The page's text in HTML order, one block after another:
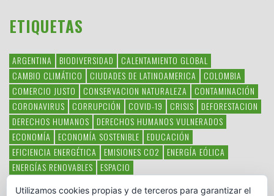
ETIQUETAS
ARGENTINA BIODIVERSIDAD
CALENTAMIENTO GLOBAL
CAMBIO CLIMÁTICO
CIUDADES DE LATINOAMERICA
COLOMBIA
COMERCIO JUSTO
CONSERVACION NATURALEZA
CONTAMINACIÓN
CORONAVIRUS
CORRUPCIÓN COVID-19 CRISIS
DEFORESTACION
DERECHOS HUMANOS
DERECHOS HUMANOS VULNERADOS
ECONOMÍA
ECONOMÍA SOSTENIBLE
EDUCACIÓN
EFICIENCIA ENERGÉTICA
EMISIONES CO2
ENERGÍA EÓLICA
ENERGÍAS RENOVABLES
ESPACIO
Utilizamos cookies propias y de terceros para garantizar el